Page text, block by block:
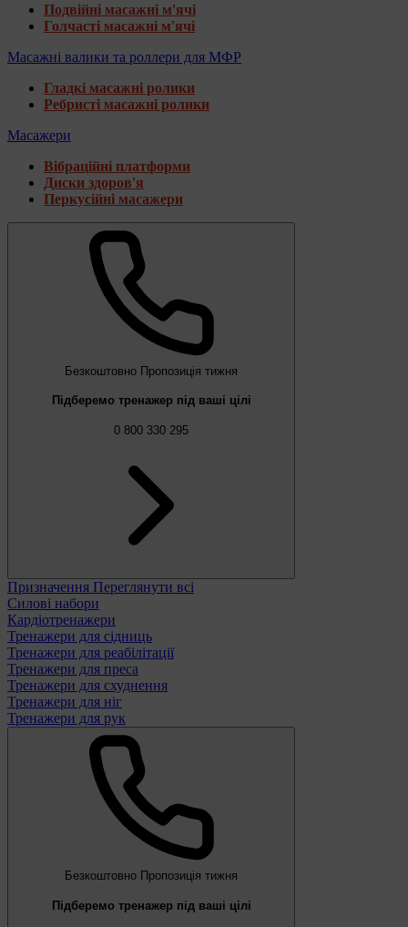
Подвійні масажні м'ячі
Голчасті масажні м'ячі
Масажні валики та роллери для МФР
Гладкі масажні ролики
Ребристі масажні ролики
Масажери
Вібраційні платформи
Диски здоров'я
Перкусійні масажери
Безкоштовно Пропозиція тижня
Підберемо тренажер під ваші цілі
0 800 330 295
Призначення Переглянути всі
Силові набори
Кардіотренажери
Тренажери для сідниць
Тренажери для реабілітації
Тренажери для преса
Тренажери для схуднення
Тренажери для ніг
Тренажери для рук
Безкоштовно Пропозиція тижня
Підберемо тренажер під ваші цілі